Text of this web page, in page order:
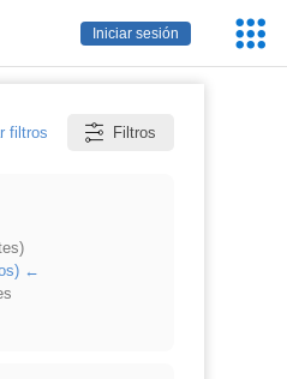
Iniciar sesión
filtros Filtros